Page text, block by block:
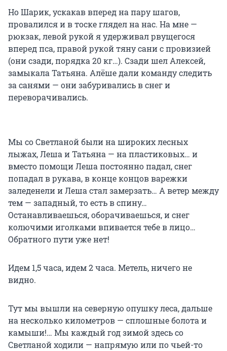
Но Шарик, ускакав вперед на пару шагов,
провалился и в тоске глядел на нас. На мне —
рюкзак, левой рукой я удерживал рвущегося
вперед пса, правой рукой тяну сани с провизией
(они сзади, порядка 20 кг…). Сзади шел Алексей,
замыкала Татьяна. Алёше дали команду следить
за санями — они забуривались в снег и
переворачивались.
Мы со Светланой были на широких лесных
лыжах, Леша и Татьяна — на пластиковых… и
вместо помощи Леша постоянно падал, снег
попадал в рукава, в конце концов варежки
заледенели и Леша стал замерзать… А ветер между
тем — западный, то есть в спину…
Останавливаешься, оборачиваешься, и снег
колючими иголками впивается тебе в лицо…
Обратного пути уже нет!
Идем 1,5 часа, идем 2 часа. Метель, ничего не
видно.
Тут мы вышли на северную опушку леса, дальше
на несколько километров — сплошные болота и
камыши!… Мы каждый год зимой здесь со
Светланой ходили — напрямую или по чьей-то